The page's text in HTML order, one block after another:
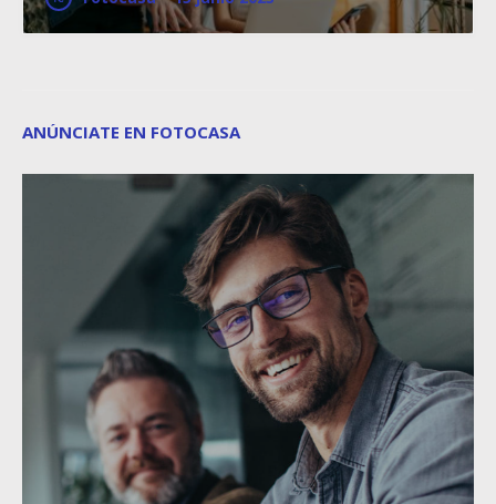
ANÚNCIATE EN FOTOCASA